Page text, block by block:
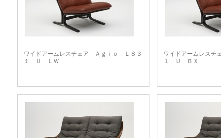
ワイドアームレスチェア Ａｇｉｏ Ｌ８３
１ Ｕ ＬＷ
ワイドアームレス
１ Ｕ ＢＸ